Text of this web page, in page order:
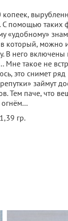
копеек,
С помощью таких
«удобному»
в который, можно
В него включены
такое не
это снимет
займут
Тем паче, что
огнём…
гр.